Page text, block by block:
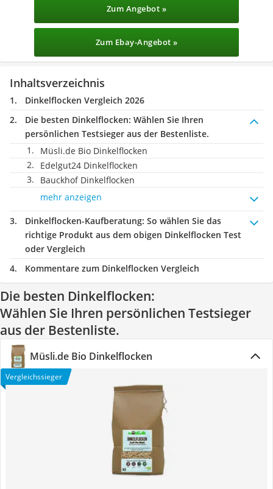
Zum Angebot »
Zum Ebay-Angebot »
Inhaltsverzeichnis
Dinkelflocken Vergleich 2026
Die besten Dinkelflocken: Wählen Sie Ihren
persönlichen Testsieger aus der Bestenliste.
Müsli.de Bio Dinkelflocken
Edelgut24 Dinkelflocken
Bauckhof Dinkelflocken
mehr anzeigen
Dinkelflocken-Kaufberatung: So wählen Sie das
richtige Produkt aus dem obigen Dinkelflocken Test
oder Vergleich
Kommentare zum Dinkelflocken Vergleich
Die besten Dinkelflocken:
Wählen Sie Ihren persönlichen Testsieger
aus der Bestenliste.
Müsli.de Bio Dinkelflocken
Vergleichssieger